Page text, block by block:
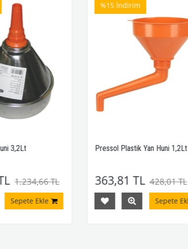
3,2Lt
1.234,66 TL
Sepete Ekle
Pressol Plastik Yan Huni 1,2Lt
363,81 TL 428,01 TL
Sepete
%15 İndirim